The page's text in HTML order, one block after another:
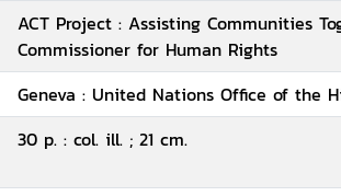
ACT Project : Assisting Communities
Commissioner for Human Rights
Geneva : United Nations Office of the
30 p. : col. ill. ; 21 cm.